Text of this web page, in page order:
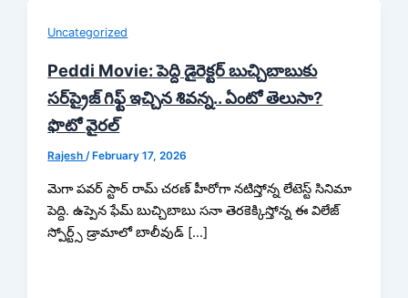
Uncategorized
Peddi Movie: పెద్ది డైరెక్టర్ బుచ్చిబాబుకు
సర్‌ప్రైజ్ గిఫ్ట్ ఇచ్చిన శివన్న.. ఏంటో తెలుసా?
ఫొటో వైరల్
Rajesh/ February 17, 2026
మెగా పవర్ స్టార్ రామ్ చరణ్ హీరోగా నటిస్తోన్న లేటెస్ట్ సినిమా
పెద్ది. ఉప్పెన ఫేమ్ బుచ్చిబాబు సనా తెరకెక్కిస్తోన్న ఈ విలేజ్
స్పోర్ట్స్ డ్రామాలో బాలీవుడ్ […]